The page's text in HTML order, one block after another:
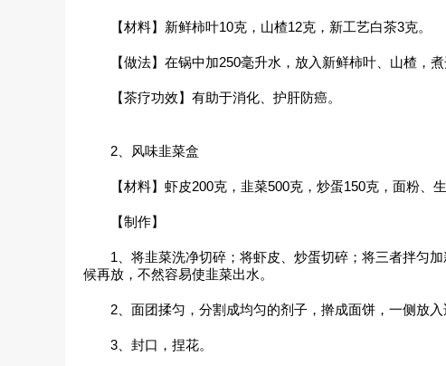
【材料】新鲜柿叶10克，山楂12克，新工艺白茶3克。
【做法】在锅中加250毫升水，放入新鲜柿叶、山楂，
【茶疗功效】有助于消化、护肝防癌。
2、风味韭菜盒
【材料】虾皮200克，韭菜500克，炒蛋150克，面粉、
【制作】
1、将韭菜洗净切碎；将虾皮、炒蛋切碎；将三者拌匀
候再放，不然容易使韭菜出水。
2、面团揉匀，分割成均匀的剂子，擀成面饼，一侧放入
3、封口，捏花。